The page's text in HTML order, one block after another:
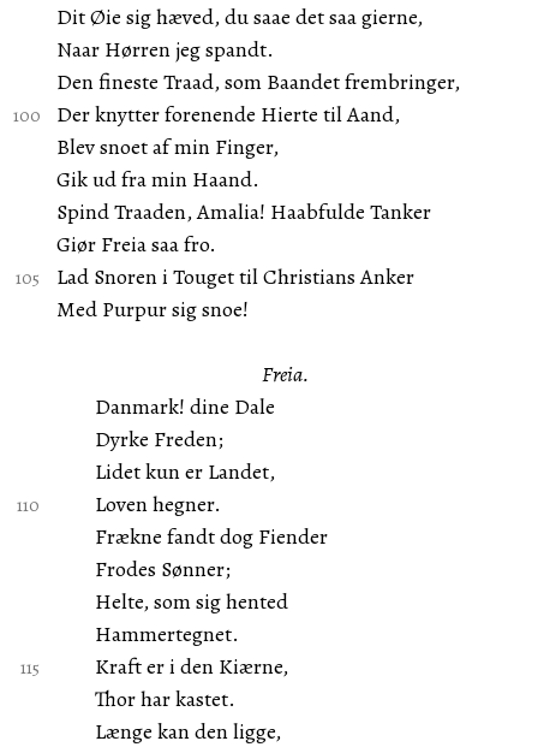
Dit Øie sig hæved, du saae det saa gierne,
Naar Hørren jeg spandt.
Den fineste Traad, som Baandet frembringer,
Der knytter forenende Hierte til Aand,
Blev snoet af min Finger,
Gik ud fra min Haand.
Spind Traaden, Amalia! Haabfulde Tanker
Giør Freia saa fro.
Lad Snoren i Touget til Christians Anker
Med Purpur sig snoe!
Freia.
Danmark! dine Dale
Dyrke Freden;
Lidet kun er Landet,
Loven hegner.
Frækne fandt dog Fiender
Frodes Sønner;
Helte, som sig hented
Hammertegnet.
Kraft er i den Kiærne,
Thor har kastet.
Længe kan den ligge,